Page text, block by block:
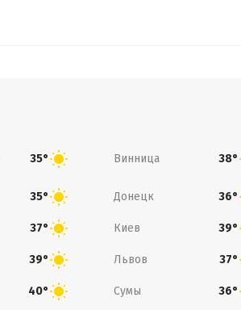
35° Винница 38°
35° Донецк 36°
37° Киев 39°
39° Львов 37°
40° Сумы 36°